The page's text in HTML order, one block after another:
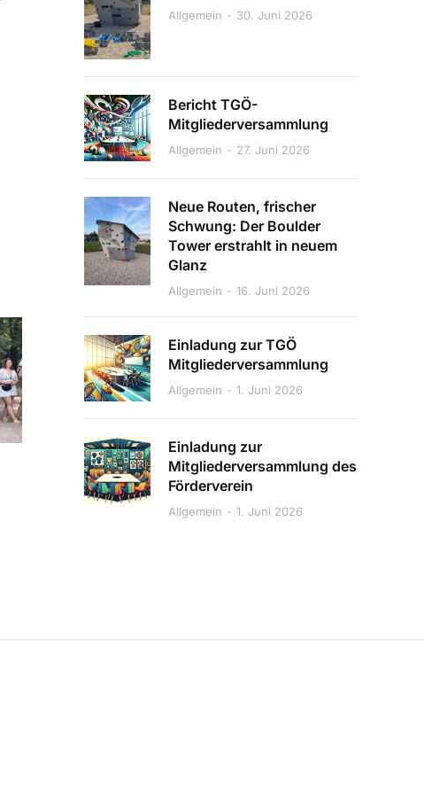
Allgemein 30. Juni 2026
Bericht TGÖ-
Mitgliederversammlung
Allgemein 27. Juni 2026
Neue Routen, frischer
Schwung: Der Boulder
Tower erstrahlt in neuem
Glanz
Allgemein 16. Juni 2026
Einladung zur TGÖ
Mitgliederversammlung
Allgemein 1. Juni 2026
Einladung zur
Mitgliederversammlung des
Förderverein
Allgemein 1. Juni 2026